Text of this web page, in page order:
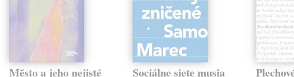
Město a jeho nejisté Sociálne siete musia